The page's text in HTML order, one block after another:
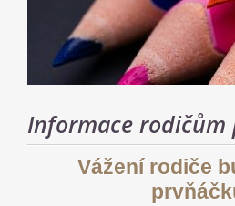
Informace rodičům
Vážení rodiče